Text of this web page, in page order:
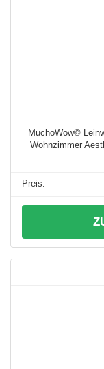
MuchoWow©
Wohnzimmer